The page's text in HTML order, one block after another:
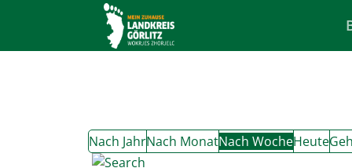
Nach JahrNach MonatNach WocheHeute